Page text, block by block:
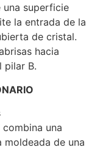
una superficie
la entrada de la
de cristal.
hacia
pilar B.
combina una
moldeada de una